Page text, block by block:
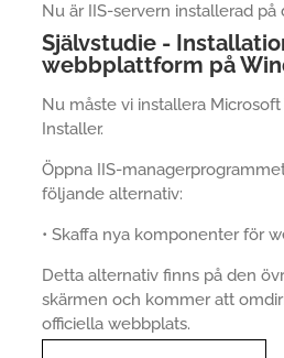
Nu är IIS-servern installerad på
Självstudie -
webbplattform på
Nu måste vi installera
Installer.
Öppna IIS-
följande alternativ:
• Skaffa nya komponenter för
Detta alternativ finns på den
skärmen och kommer att
officiella webbplats.